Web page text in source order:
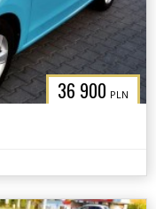
36 900 PLN